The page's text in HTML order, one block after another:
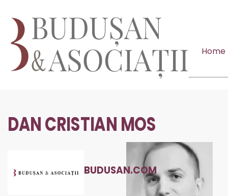
Home
DAN CRISTIAN MOS
BUDUSAN.COM